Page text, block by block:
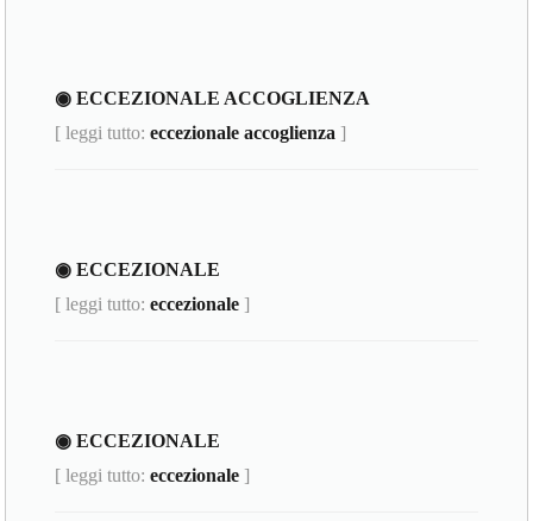
◉ ECCEZIONALE ACCOGLIENZA
[ leggi tutto:eccezionale accoglienza ]
◉ ECCEZIONALE
[ leggi tutto:eccezionale ]
◉ ECCEZIONALE
[ leggi tutto:eccezionale ]